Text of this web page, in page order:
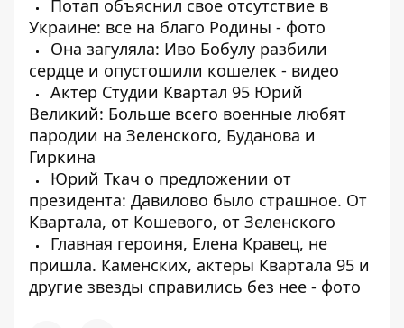
Потап объяснил свое отсутствие в
Украине: все на благо Родины - фото
Она загуляла: Иво Бобулу разбили
сердце и опустошили кошелек - видео
Актер Студии Квартал 95 Юрий
Великий: Больше всего военные любят
пародии на Зеленского, Буданова и
Гиркина
Юрий Ткач о предложении от
президента: Давилово было страшное. От
Квартала, от Кошевого, от Зеленского
Главная героиня, Елена Кравец, не
пришла. Каменских, актеры Квартала 95 и
другие звезды справились без нее - фото